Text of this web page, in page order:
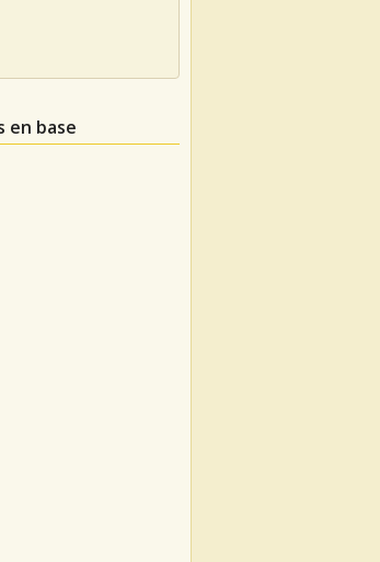
en base